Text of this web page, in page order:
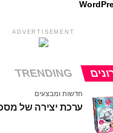
ADVERTISEMENT
TRENDING
חדשות ומבצעים
ערכת יצירה של